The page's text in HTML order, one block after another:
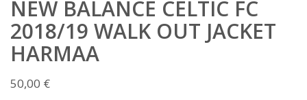
NEW BALANCE CELTIC FC
2018/19 WALK OUT JACKET
HARMAA
50,00 €